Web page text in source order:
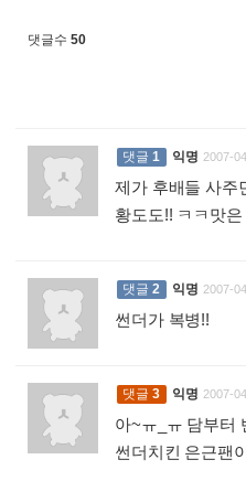
댓글수 50
댓글 1 익명 2007-
제가 후배들 사주
황도도!! ㅋㅋ맛
댓글 2 익명 2007-
썬더가 복병!!
댓글 3 익명 2007-
아~ㅠ_ㅠ 담부터
썬더치킨 은근팬